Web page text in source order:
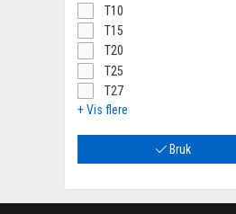
T10
T15
T20
T25
T27
+ Vis flere
Bruk